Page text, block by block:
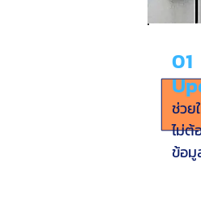
01
ช่วย
ไม่ต้
ข้อมู